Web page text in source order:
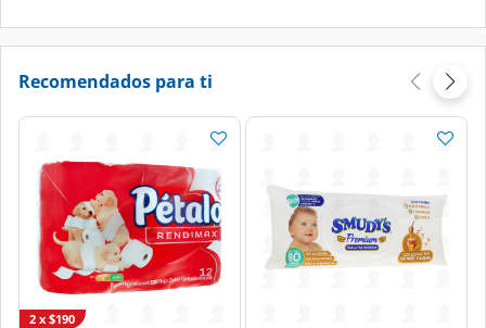
Recomendados para ti
2 x $190